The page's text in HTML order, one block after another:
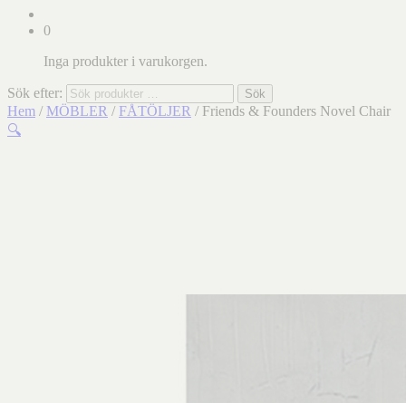
0
Inga produkter i varukorgen.
Sök efter: Sök
Hem / MÖBLER / FÅTÖLJER / Friends & Founders Novel Chair
🔍